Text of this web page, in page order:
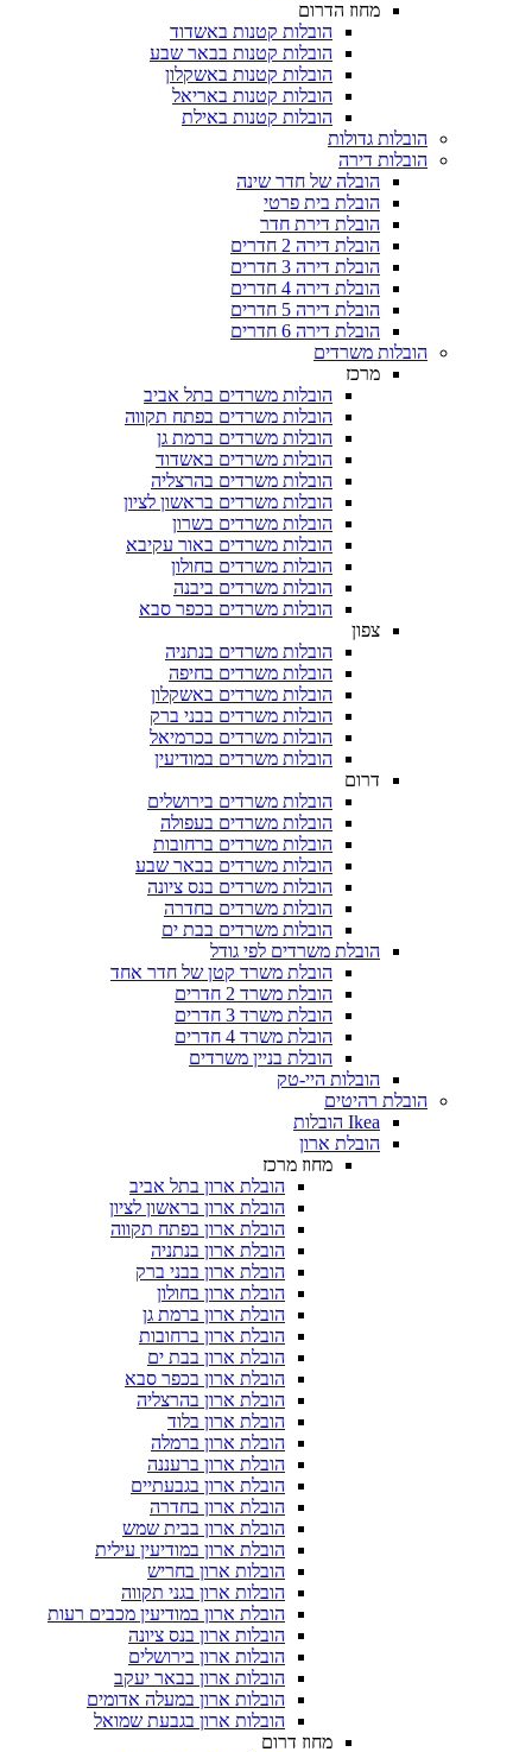
הובלות קטנות באשדוד
הובלות קטנות בבאר שבע
הובלות קטנות באשקלון
הובלות קטנות באריאל
הובלות קטנות באילת
הובלה של חדר שינה
הובלות משרדים בתל אביב
הובלות משרדים בפתח תקווה
הובלות משרדים ברמת גן
הובלות משרדים באשדוד
הובלות משרדים בהרצליה
הובלות משרדים בראשון לציון
הובלות משרדים בשרון
הובלות משרדים באור עקיבא
הובלות משרדים בחולון
הובלות משרדים ביבנה
הובלות משרדים בכפר סבא
הובלות משרדים בנתניה
הובלות משרדים בחיפה
הובלות משרדים באשקלון
הובלות משרדים בבני ברק
הובלות משרדים בכרמיאל
הובלות משרדים במודיעין
הובלות משרדים בירושלים
הובלות משרדים בעפולה
הובלות משרדים ברחובות
הובלות משרדים בבאר שבע
הובלות משרדים בנס ציונה
הובלות משרדים בחדרה
הובלות משרדים בבת ים
הובלת משרדים לפי גודל
הובלת משרד קטן של חדר אחד
הובלת בניין משרדים
הובלת ארון בתל אביב
הובלת ארון בראשון לציון
הובלת ארון בפתח תקווה
הובלת ארון בנתניה
הובלת ארון בבני ברק
הובלת ארון בחולון
הובלת ארון ברמת גן
הובלת ארון ברחובות
הובלת ארון בבת ים
הובלת ארון בכפר סבא
הובלת ארון בהרצליה
הובלת ארון ברמלה
הובלת ארון ברעננה
הובלת ארון בגבעתיים
הובלת ארון בחדרה
הובלת ארון בבית שמש
הובלת ארון במודיעין עילית
הובלות ארון בחריש
הובלות ארון בגני תקווה
הובלת ארון במודיעין מכבים רעות
הובלות ארון בנס ציונה
הובלות ארון בירושלים
הובלות ארון בבאר יעקב
הובלות ארון במעלה אדומים
הובלות ארון בגבעת שמואל